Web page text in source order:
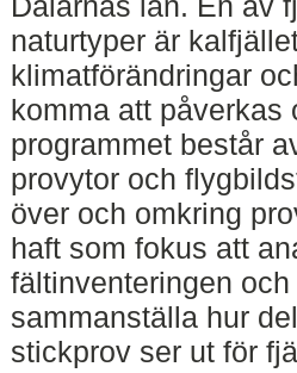
naturtyper är
klimatförändringar
komma att påverkas
programmet består
provytor och
över och omkring
haft som fokus att
fältinventeringen
sammanställa hur
stickprov ser ut för